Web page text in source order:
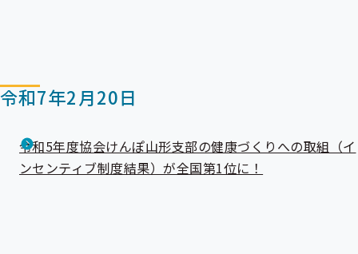
令和7年2月20日
令和5年度協会けんぽ山形支部の健康づくりへの取組（イ
ンセンティブ制度結果）が全国第1位に！